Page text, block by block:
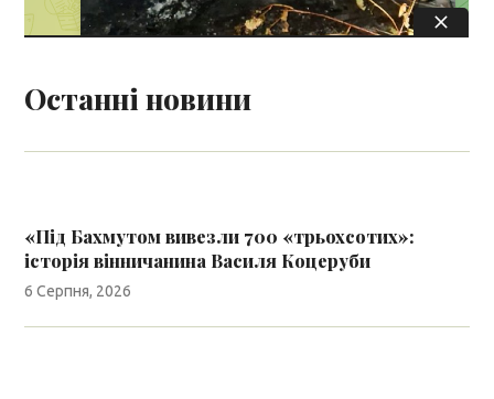
Останні новини
«Під Бахмутом вивезли 700 «трьохсотих»:
історія вінничанина Василя Коцеруби
6 Серпня, 2026